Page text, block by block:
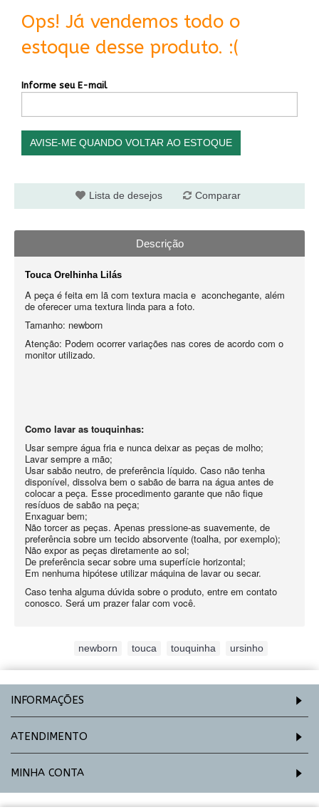
Ops! Já vendemos todo o
estoque desse produto. :(
Informe seu E-mail
AVISE-ME QUANDO VOLTAR AO ESTOQUE
Lista de desejos Comparar
Descrição
Touca Orelhinha Lilás
A peça é feita em lã com textura macia e aconchegante, além
de oferecer uma textura linda para a foto.
Tamanho: newborn
Atenção: Podem ocorrer variações nas cores de acordo com o
monitor utilizado.
Como lavar as touquinhas:
Usar sempre água fria e nunca deixar as peças de molho;
Lavar sempre a mão;
Usar sabão neutro, de preferência líquido. Caso não tenha
disponível, dissolva bem o sabão de barra na água antes de
colocar a peça. Esse procedimento garante que não fique
resíduos de sabão na peça;
Enxaguar bem;
Não torcer as peças. Apenas pressione-as suavemente, de
preferência sobre um tecido absorvente (toalha, por exemplo);
Não expor as peças diretamente ao sol;
De preferência secar sobre uma superfície horizontal;
Em nenhuma hipótese utilizar máquina de lavar ou secar.
Caso tenha alguma dúvida sobre o produto, entre em contato
conosco. Será um prazer falar com você.
newborn touca touquinha ursinho
INFORMAÇÕES
ATENDIMENTO
MINHA CONTA